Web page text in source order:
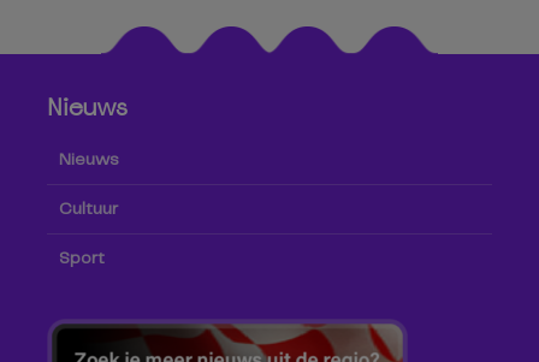
Nieuws
Nieuws
Cultuur
Sport